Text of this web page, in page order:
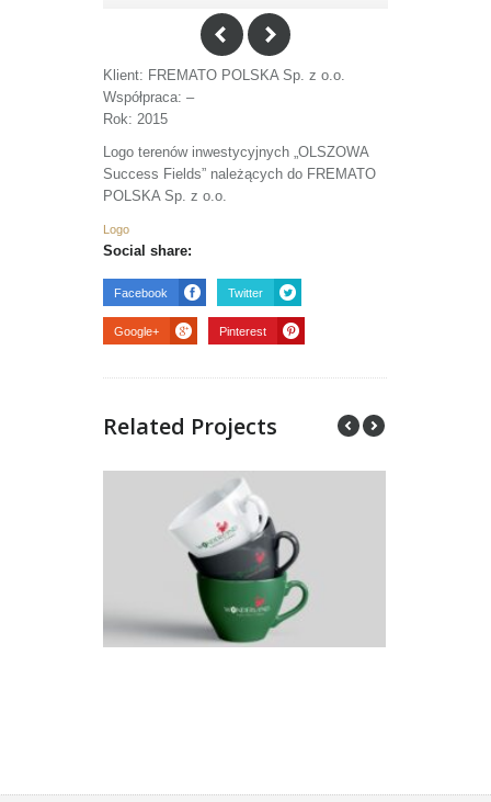
Klient: FREMATO POLSKA Sp. z o.o.
Współpraca: –
Rok: 2015
Logo terenów inwestycyjnych „OLSZOWA
Success Fields” należących do FREMATO
POLSKA Sp. z o.o.
Logo
Social share:
Facebook Twitter
Google+ Pinterest
Related Projects